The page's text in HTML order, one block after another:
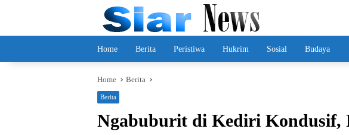
Home Berita Peristiwa Hukrim Sosial Budaya
Home Berita
Berita
Ngabuburit di Kediri Kondusif,